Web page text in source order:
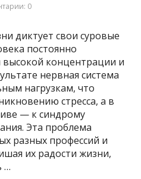
0
диктует свои суровые
постоянно
высокой концентрации и
нервная система
нагрузкам, что
стресса, а в
— к синдрому
Эта проблема
разных профессий и
их радости жизни,
…